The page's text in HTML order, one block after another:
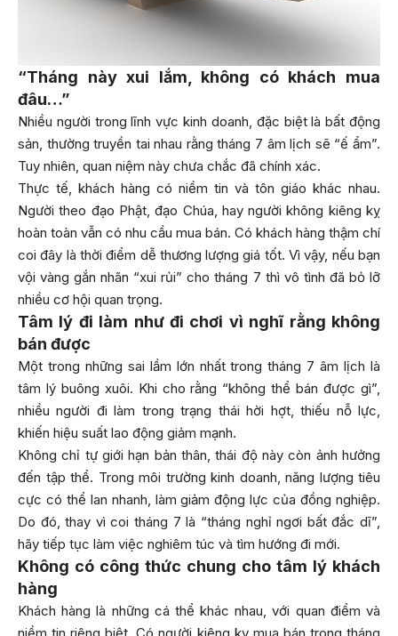
“Tháng này xui lắm, không có khách mua
đâu…”
Nhiều người trong lĩnh vực kinh doanh, đặc biệt là bất động
sản, thường truyền tai nhau rằng tháng 7 âm lịch sẽ “ế ẩm”.
Tuy nhiên, quan niệm này chưa chắc đã chính xác.
Thực tế, khách hàng có niềm tin và tôn giáo khác nhau.
Người theo đạo Phật, đạo Chúa, hay người không kiêng kỵ
hoàn toàn vẫn có nhu cầu mua bán. Có khách hàng thậm chí
coi đây là thời điểm dễ thương lượng giá tốt. Vì vậy, nếu bạn
vội vàng gắn nhãn “xui rủi” cho tháng 7 thì vô tình đã bỏ lỡ
nhiều cơ hội quan trọng.
Tâm lý đi làm như đi chơi vì nghĩ rằng không
bán được
Một trong những sai lầm lớn nhất trong tháng 7 âm lịch là
tâm lý buông xuôi. Khi cho rằng “không thể bán được gì”,
nhiều người đi làm trong trạng thái hời hợt, thiếu nỗ lực,
khiến hiệu suất lao động giảm mạnh.
Không chỉ tự giới hạn bản thân, thái độ này còn ảnh hưởng
đến tập thể. Trong môi trường kinh doanh, năng lượng tiêu
cực có thể lan nhanh, làm giảm động lực của đồng nghiệp.
Do đó, thay vì coi tháng 7 là “tháng nghỉ ngơi bất đắc dĩ”,
hãy tiếp tục làm việc nghiêm túc và tìm hướng đi mới.
Không có công thức chung cho tâm lý khách
hàng
Khách hàng là những cá thể khác nhau, với quan điểm và